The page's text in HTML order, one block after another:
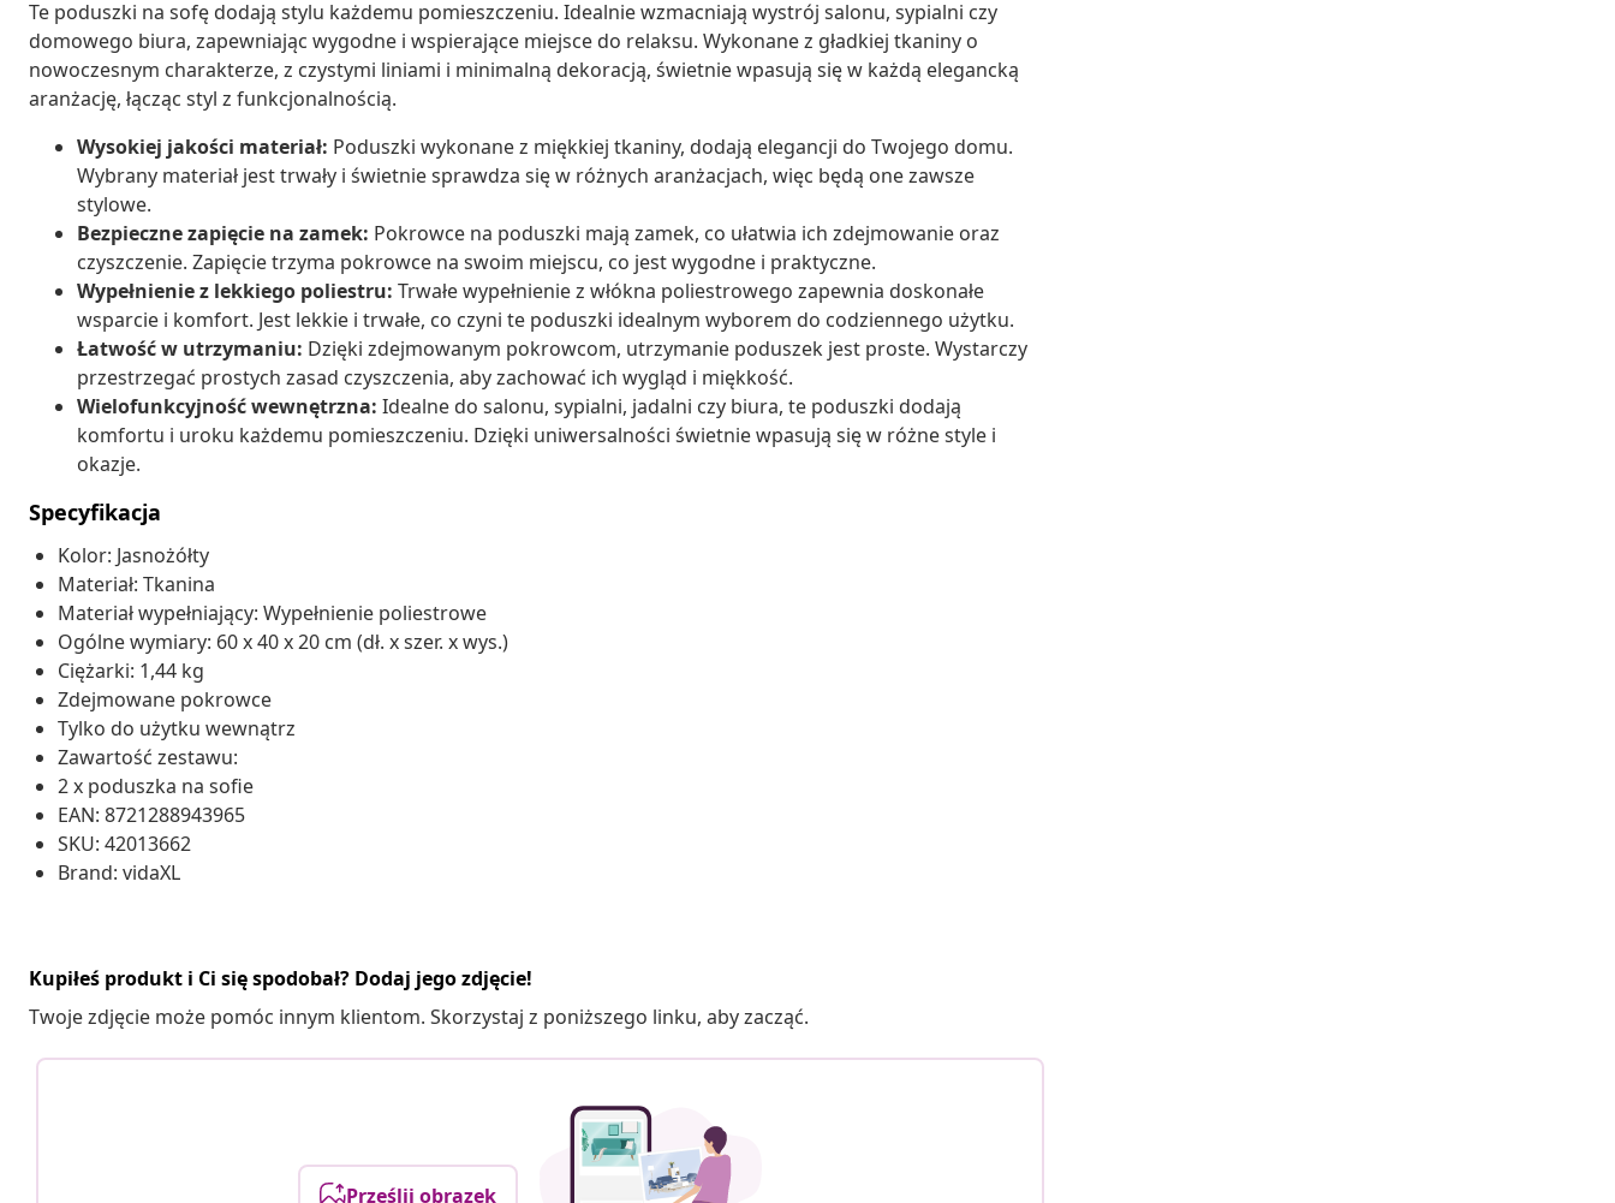
Te poduszki na sofę dodają stylu każdemu pomieszczeniu. Idealnie wzmacniają wystrój salonu, sypialni czy
domowego biura, zapewniając wygodne i wspierające miejsce do relaksu. Wykonane z gładkiej tkaniny o
nowoczesnym charakterze, z czystymi liniami i minimalną dekoracją, świetnie wpasują się w każdą elegancką
aranżację, łącząc styl z funkcjonalnością.
Wysokiej jakości materiał: Poduszki wykonane z miękkiej tkaniny, dodają elegancji do Twojego domu.
Wybrany materiał jest trwały i świetnie sprawdza się w różnych aranżacjach, więc będą one zawsze
stylowe.
Bezpieczne zapięcie na zamek: Pokrowce na poduszki mają zamek, co ułatwia ich zdejmowanie oraz
czyszczenie. Zapięcie trzyma pokrowce na swoim miejscu, co jest wygodne i praktyczne.
Wypełnienie z lekkiego poliestru: Trwałe wypełnienie z włókna poliestrowego zapewnia doskonałe
wsparcie i komfort. Jest lekkie i trwałe, co czyni te poduszki idealnym wyborem do codziennego użytku.
Łatwość w utrzymaniu: Dzięki zdejmowanym pokrowcom, utrzymanie poduszek jest proste. Wystarczy
przestrzegać prostych zasad czyszczenia, aby zachować ich wygląd i miękkość.
Wielofunkcyjność wewnętrzna: Idealne do salonu, sypialni, jadalni czy biura, te poduszki dodają
komfortu i uroku każdemu pomieszczeniu. Dzięki uniwersalności świetnie wpasują się w różne style i
okazje.
Specyfikacja
Kolor: Jasnożółty
Materiał: Tkanina
Materiał wypełniający: Wypełnienie poliestrowe
Ogólne wymiary: 60 x 40 x 20 cm (dł. x szer. x wys.)
Ciężarki: 1,44 kg
Zdejmowane pokrowce
Tylko do użytku wewnątrz
Zawartość zestawu:
2 x poduszka na sofie
EAN: 8721288943965
SKU: 42013662
Brand: vidaXL
Kupiłeś produkt i Ci się spodobał? Dodaj jego zdjęcie!
Twoje zdjęcie może pomóc innym klientom. Skorzystaj z poniższego linku, aby zacząć.
Prześlij obrazek